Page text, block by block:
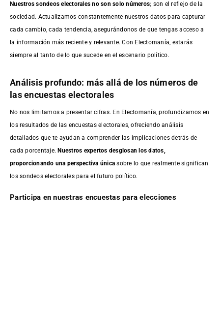
Nuestros sondeos electorales no son solo números; son el reflejo de la
sociedad. Actualizamos constantemente nuestros datos para capturar
cada cambio, cada tendencia, asegurándonos de que tengas acceso a
la información más reciente y relevante. Con Electomanía, estarás
siempre al tanto de lo que sucede en el escenario político.
Análisis profundo: más allá de los números de
las encuestas electorales
No nos limitamos a presentar cifras. En Electomanía, profundizamos en
los resultados de las encuestas electorales, ofreciendo análisis
detallados que te ayudan a comprender las implicaciones detrás de
cada porcentaje. Nuestros expertos desglosan los datos,
proporcionando una perspectiva única sobre lo que realmente significan
los sondeos electorales para el futuro político.
Participa en nuestras encuestas para elecciones